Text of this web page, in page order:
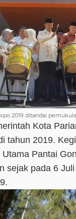
2019 ditandai
Kota
tahun 2019.
Pantai
sejak pada 6